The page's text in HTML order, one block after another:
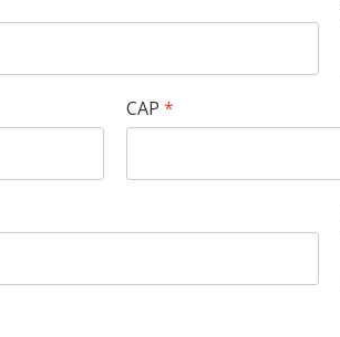
CAP*